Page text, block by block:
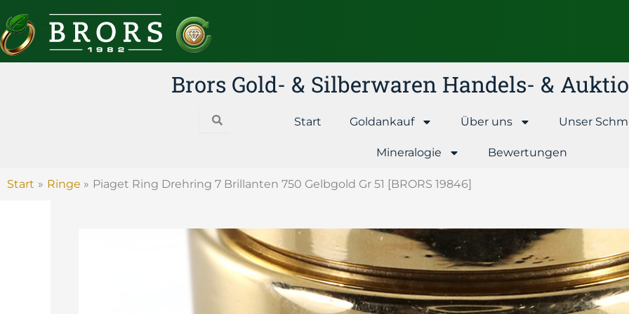
Inhalt
springen
Brors Gold- & Silberwaren Handels- &
Search
Start Goldankauf Über uns Unser
Mineralogie Bewertungen
Start Ringe Piaget Ring Drehring 7 Brillanten 750 Gelbgold Gr 51 [BRORS 19846]